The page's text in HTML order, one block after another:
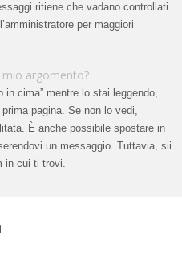
ritiene che vadano controllati
per maggiori
argomento?
in cima” mentre lo stai leggendo,
pagina. Se non lo vedi,
È anche possibile spostare in
un messaggio. Tuttavia, sii
in cui ti trovi.